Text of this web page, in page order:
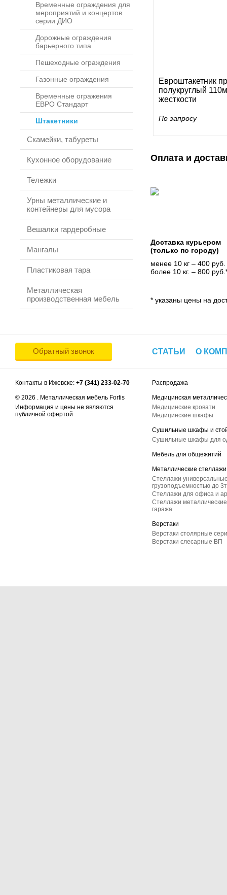
Временные ограждения для
мероприятий и концертов
серии ДИО
Дорожные ограждения
барьерного типа
Пешеходные ограждения
Газонные ограждения
Временные огражения
ЕВРО Стандарт
Штакетники
Скамейки, табуреты
Кухонное оборудование
Тележки
Урны металлические и
контейнеры для мусора
Вешалки гардеробные
Мангалы
Пластиковая тара
Металлическая
производственная мебель
Евроштакетник
полукруглый
жесткости
По запросу
Оплата и
Доставка курьером
(только по городу)
менее 10 кг – 400 руб.
более 10 кг. – 800
* указаны цены на
Обратный звонок СТАТЬИ О
Контакты в Ижевске: +7 (341) 233-02-70
© 2026 . Металлическая мебель Fortis
Информация и цены не являются
публичной офертой
Распродажа
Медицинская
Медицинские кровати
Медицинские шкафы
Сушильные шкафы и
Сушильные шкафы для
Мебель для общежитий
Металлические стеллажи
Стеллажи
грузоподъемностью до
Стеллажи для офиса и
Стеллажи
гаража
Верстаки
Верстаки столярные
Верстаки слесарные ВП